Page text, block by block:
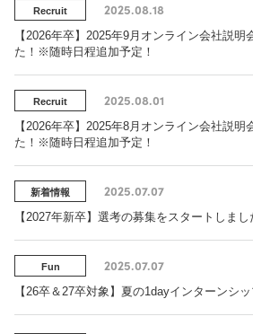
Recruit 2025.08.18
【2026年卒】2025年9月オンライン会社説明
た！※随時日程追加予定！
Recruit 2025.08.01
【2026年卒】2025年8月オンライン会社説明
た！※随時日程追加予定！
新着情報 2025.07.07
【2027年新卒】選考の募集をスタートしまし
Fun 2025.07.07
【26卒＆27卒対象】夏の1dayインターンシッ